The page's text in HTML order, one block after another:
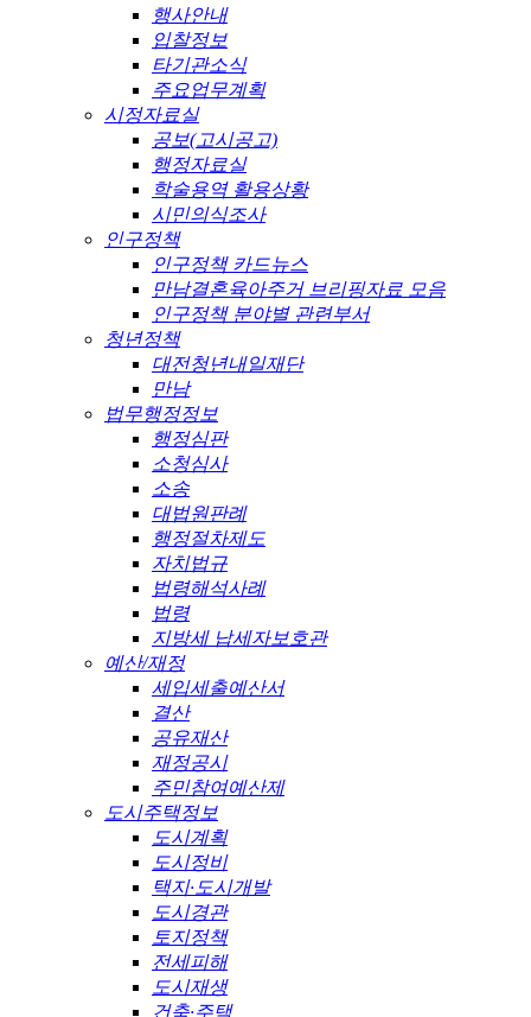
행사안내
입찰정보
타기관소식
주요업무계획
시정자료실
공보(고시공고)
행정자료실
학술용역 활용상황
시민의식조사
인구정책
인구정책 카드뉴스
만남결혼육아주거 브리핑자료 모음
인구정책 분야별 관련부서
청년정책
대전청년내일재단
만남
법무행정정보
행정심판
소청심사
소송
대법원판례
행정절차제도
자치법규
법령해석사례
법령
지방세 납세자보호관
예산/재정
세입세출예산서
결산
공유재산
재정공시
주민참여예산제
도시주택정보
도시계획
도시정비
택지·도시개발
도시경관
토지정책
전세피해
도시재생
건축·주택